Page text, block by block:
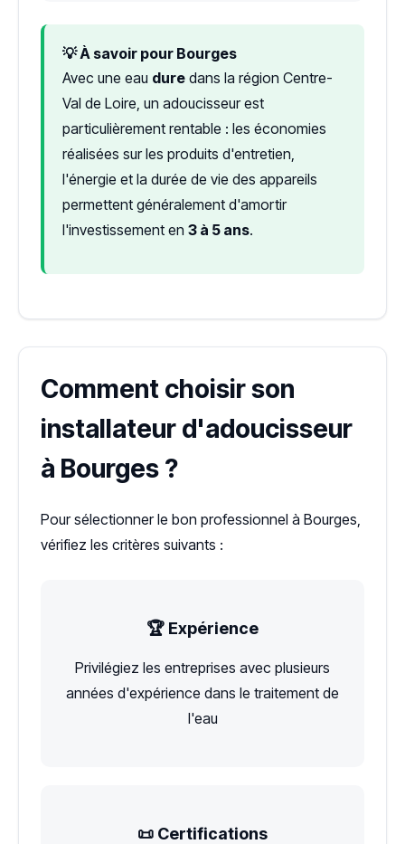
💡 À savoir pour Bourges
Avec une eau dure dans la région Centre-
Val de Loire, un adoucisseur est
particulièrement rentable : les économies
réalisées sur les produits d'entretien,
l'énergie et la durée de vie des appareils
permettent généralement d'amortir
l'investissement en 3 à 5 ans.
Comment choisir son
installateur d'adoucisseur
à Bourges ?
Pour sélectionner le bon professionnel à Bourges,
vérifiez les critères suivants :
🏆 Expérience
Privilégiez les entreprises avec plusieurs
années d'expérience dans le traitement de
l'eau
📜 Certifications